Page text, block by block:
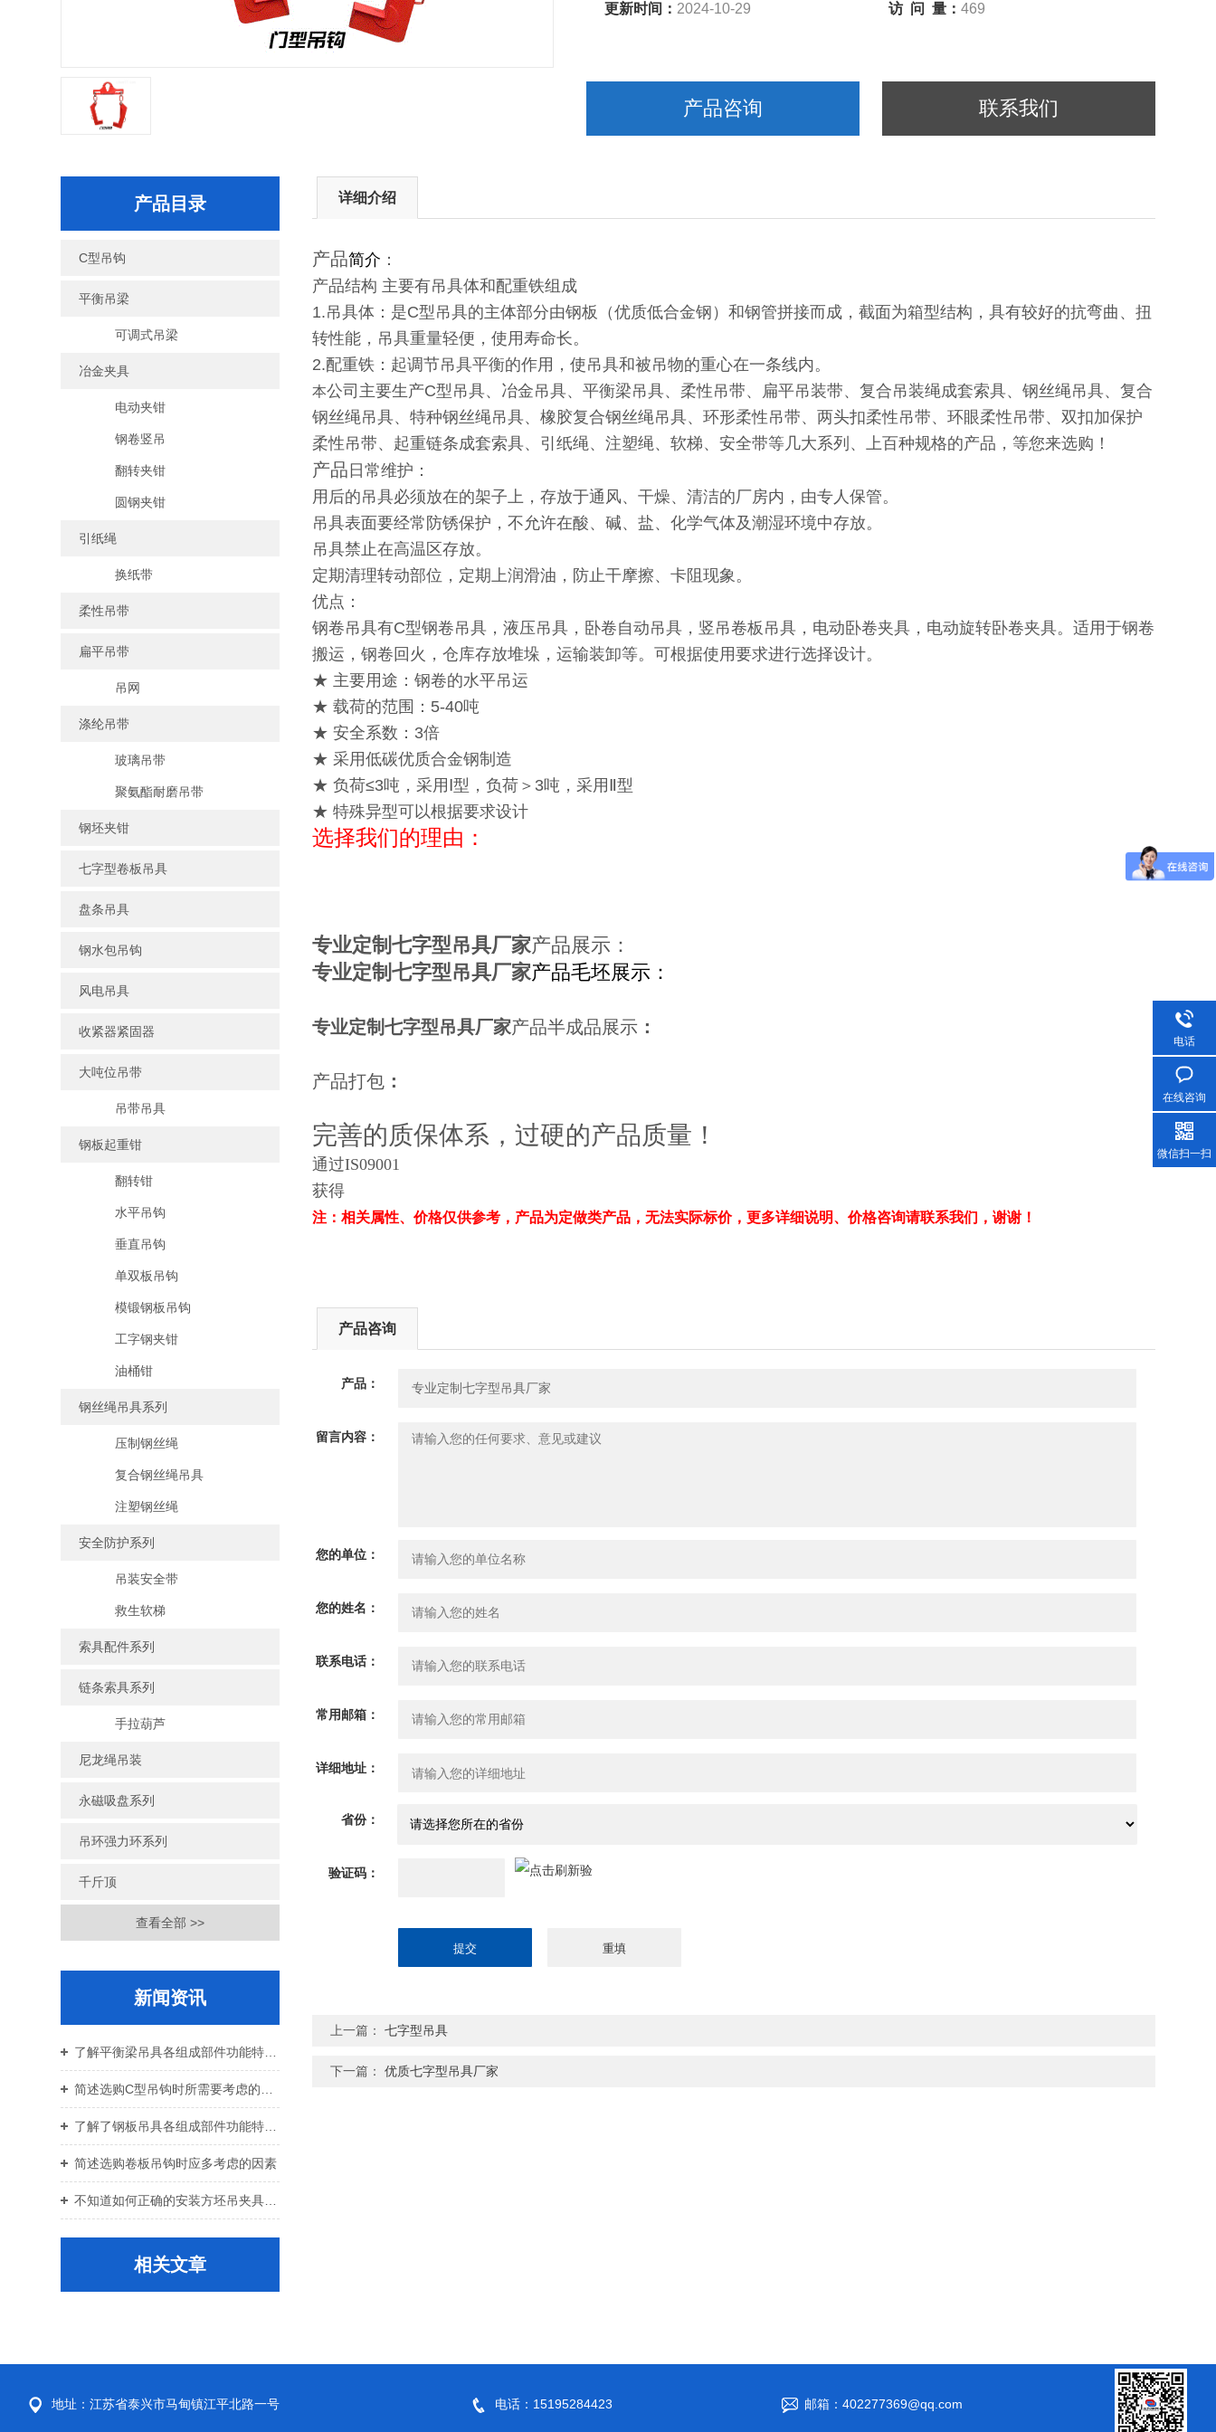
更新时间： 2024-10-29 访 问 量：469
产品咨询 联系我们
产品目录
C型吊钩
平衡吊梁
可调式吊梁
冶金夹具
电动夹钳
钢卷竖吊
翻转夹钳
圆钢夹钳
引纸绳
换纸带
柔性吊带
扁平吊带
吊网
涤纶吊带
玻璃吊带
聚氨酯耐磨吊带
钢坯夹钳
七字型卷板吊具
盘条吊具
钢水包吊钩
风电吊具
收紧器紧固器
大吨位吊带
吊带吊具
钢板起重钳
翻转钳
水平吊钩
垂直吊钩
单双板吊钩
模锻钢板吊钩
工字钢夹钳
油桶钳
钢丝绳吊具系列
压制钢丝绳
复合钢丝绳吊具
注塑钢丝绳
安全防护系列
吊装安全带
救生软梯
索具配件系列
链条索具系列
手拉葫芦
尼龙绳吊装
永磁吸盘系列
吊环强力环系列
千斤顶
查看全部 >>
新闻资讯
简述选购卷板吊钩时应多考虑的因素
相关文章
详细介绍
产品简介 ：
产品结构 主要有吊具体和配重铁组成
1.吊具体：是C型吊具的主体部分由钢板（优质低合金钢）和钢管拼接而成，截面为箱型结构，具有较好的抗弯曲、扭
转性能，吊具重量轻便，使用寿命长。
2.配重铁：起调节吊具平衡的作用，使吊具和被吊物的重心在一条线内。
本公司主要生产C型吊具、冶金吊具、平衡梁吊具、柔性吊带、扁平吊装带、复合吊装绳成套索具、钢丝绳吊具、复合
钢丝绳吊具、特种钢丝绳吊具、橡胶复合钢丝绳吊具、环形柔性吊带、两头扣柔性吊带、环眼柔性吊带、双扣加保护
柔性吊带、起重链条成套索具、引纸绳、注塑绳、软梯、安全带等几大系列、上百种规格的产品，等您来选购！
产品 日常维护：
用后的吊具必须放在的架子上，存放于通风、干燥、清洁的厂房内，由专人保管。
吊具表面要经常防锈保护，不允许在酸、碱、盐、化学气体及潮湿环境中存放。
吊具禁止在高温区存放。
定期清理转动部位，定期上润滑油，防止干摩擦、卡阻现象。
优点：
钢卷吊具有C型钢卷吊具，液压吊具，卧卷自动吊具，竖吊卷板吊具，电动卧卷夹具，电动旋转卧卷夹具。适用于钢卷
搬运，钢卷回火，仓库存放堆垛，运输装卸等。可根据使用要求进行选择设计。
★ 主要用途：钢卷的水平吊运
★ 载荷的范围：5-40吨
★ 安全系数：3倍
★ 采用低碳优质合金钢制造
★ 负荷≤3吨，采用Ⅰ型，负荷＞3吨，采用Ⅱ型
★ 特殊异型可以根据要求设计
选择我们的理由：
专业定制七字型吊具厂家产品展示 ：
专业定制七字型吊具厂家产品毛坯展示：
专业定制七字型吊具厂家产品半成品展示 ：
产品打包 ：
完善的质保体系，过硬的产品质量！
通过IS09001
获得
注：相关属性、价格仅供参考，产品为定做类产品，无法实际标价，更多详细说明、价格咨询请联系我们，谢谢！
产品咨询
产品：
留言内容：
您的单位：
您的姓名：
联系电话：
常用邮箱：
详细地址：
省份：
验证码：
上一篇：七字型吊具
下一篇：优质七字型吊具厂家
地址：江苏省泰兴市马甸镇江平北路一号 电话：15195284423 邮箱：402277369@qq.com
电话
在线咨询
微信扫一扫